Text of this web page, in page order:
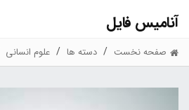
آنامیس فایل
صفحه نخست دسته ها علوم انسانی